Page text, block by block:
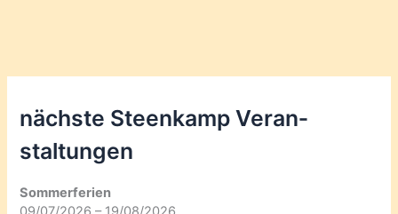
nächste Steenkamp Veran­
staltungen
Sommerferien